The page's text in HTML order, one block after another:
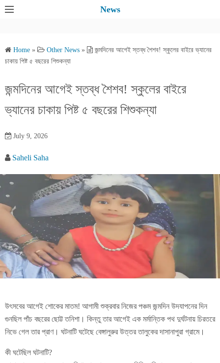
News
Home » Other News »
জন্মদিনের আগেই স্তব্ধ শৈশব! স্কুলের বাইরে ভ্যানের
চাকায় পিষ্ট ৫ বছরের শিশুকন্যা
জন্মদিনের আগেই স্তব্ধ শৈশব! স্কুলের বাইরে
ভ্যানের চাকায় পিষ্ট ৫ বছরের শিশুকন্যা
July 9, 2026
Saheli Saha
উৎসবের আগেই শোকের মাতম! আগামী শুক্রবার নিজের পঞ্চম জন্মদিন উদযাপনের দিন
গুনছিল পাঁচ বছরের ছোট্ট তনিশা। কিন্তু তার আগেই এক মর্মান্তিক পথ দুর্ঘটনায় চিরতরে
নিভে গেল তার প্রাণ। ঘটনাটি ঘটেছে বেঙ্গালুরুর উত্তর তালুকের দাসানাপুরা গ্রামে।
কী ঘটেছিল ঘটনাটি?